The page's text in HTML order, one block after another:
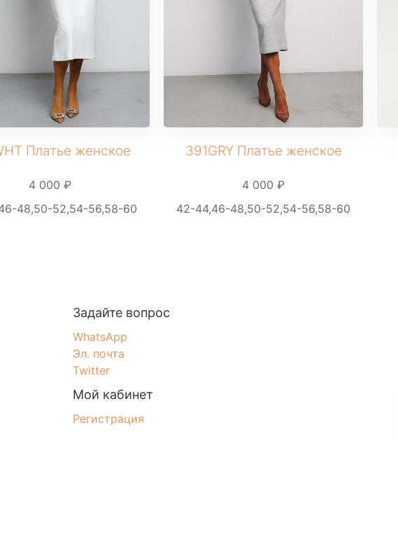
Платье женское
4 000 ₽
48,50-52,54-56,58-60
391GRY Платье женское
4 000 ₽
42-44,46-48,50-52,54-56,58-60
Задайте вопрос
WhatsApp
Эл. почта
Twitter
Мой кабинет
Регистрация